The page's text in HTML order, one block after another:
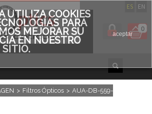
ES EN
0
> Filtros Ópticos > AUA-DB-559-
UTILIZA COOKIES
PARA
MEJORAR SU
EN NUESTRO
SITIO.
aceptar